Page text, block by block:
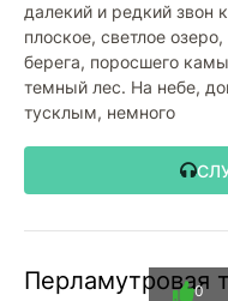
далекий и редкий звон
плоское, светлое
берега, поросшего
темный лес. На небе,
тусклым, немного
Перламутровая
0